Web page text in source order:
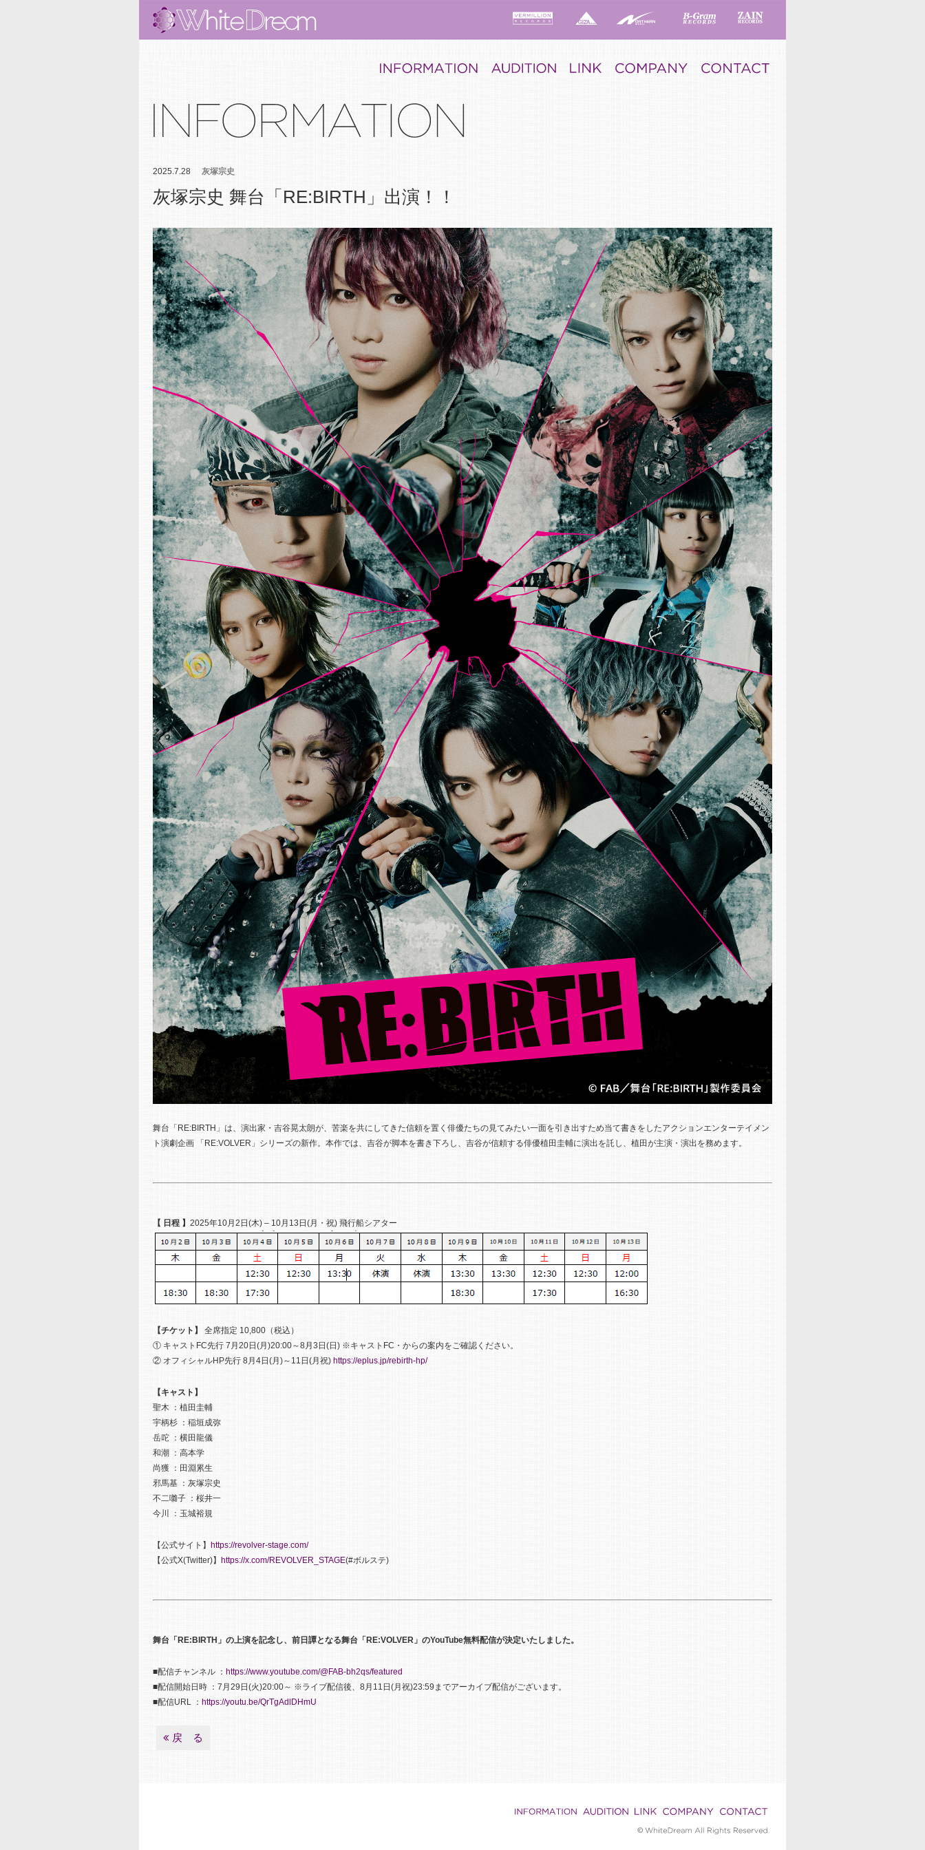
2025.7.28 灰塚宗史
灰塚宗史 舞台「RE:BIRTH」出演！！
舞台「RE:BIRTH」は、演出家・吉谷晃太朗が、苦楽を共にしてきた信頼を置く俳優たちの見てみたい一面を引き出すため当て書きをしたアクションエンターテイメン
ト演劇企画 「RE:VOLVER」シリーズの新作。本作では、吉谷が脚本を書き下ろし、吉谷が信頼する俳優植田圭輔に演出を託し、植田が主演・演出を務めます。
【 日程 】 2025年10月2日(木) – 10月13日(月・祝) 飛行船シアター
【チケット】
全席指定 10,800（税込）
① キャストFC先行 7月20日(月)20:00～8月3日(日) ※キャストFC・からの案内をご確認ください。
② オフィシャルHP先行 8月4日(月)～11日(月祝) https://eplus.jp/rebirth-hp/
【キャスト】
聖木 ：植田圭輔
宇柄杉 ：稲垣成弥
岳咜 ：横田龍儀
和潮 ：高本学
尚獲 ：田淵累生
邪馬基 ：灰塚宗史
不二囃子 ：桜井一
今川 ：玉城裕規
【公式サイト】 https://revolver-stage.com/
【公式X(Twitter)】 https://x.com/REVOLVER_STAGE(#ボルステ)
舞台「RE:BIRTH」の上演を記念し、前日譚となる舞台「RE:VOLVER」のYouTube無料配信が決定いたしました。
■配信チャンネル ： https://www.youtube.com/@FAB-bh2qs/featured
■配信開始日時 ：7月29日(火)20:00～ ※ライブ配信後、8月11日(月祝)23:59までアーカイブ配信がございます。
■配信URL ： https://youtu.be/QrTgAdlDHmU
戻 る